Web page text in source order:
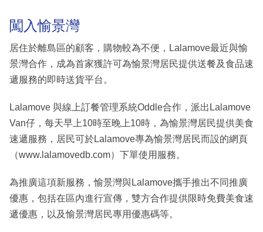
闖入愉景灣
居住於離島區的顧客，購物較為不便，Lalamove最近與愉
景灣合作，成為首家獲許可為愉景灣居民提供送餐及食品速
遞服務的即時送貨平台。
Lalamove 與線上訂餐管理系統Oddle合作，派出Lalamove
Van仔，每天早上10時至晚上10時，為愉景灣居民提供美食
速遞服務，居民可於Lalamove專為愉景灣居民而設的網頁
（www.lalamovedb.com）下單使用服務。
為推廣這項新服務，愉景灣與Lalamove攜手推出不同推廣
優惠，包括在區內進行宣傳，雙方合作提供限時免費美食速
遞優惠，以及愉景灣居民專用優惠碼等。